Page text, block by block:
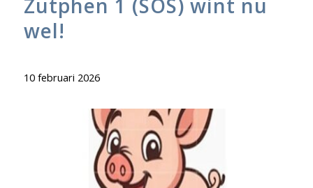
Zutphen 1 (SOS) wint nu
wel!
10 februari 2026